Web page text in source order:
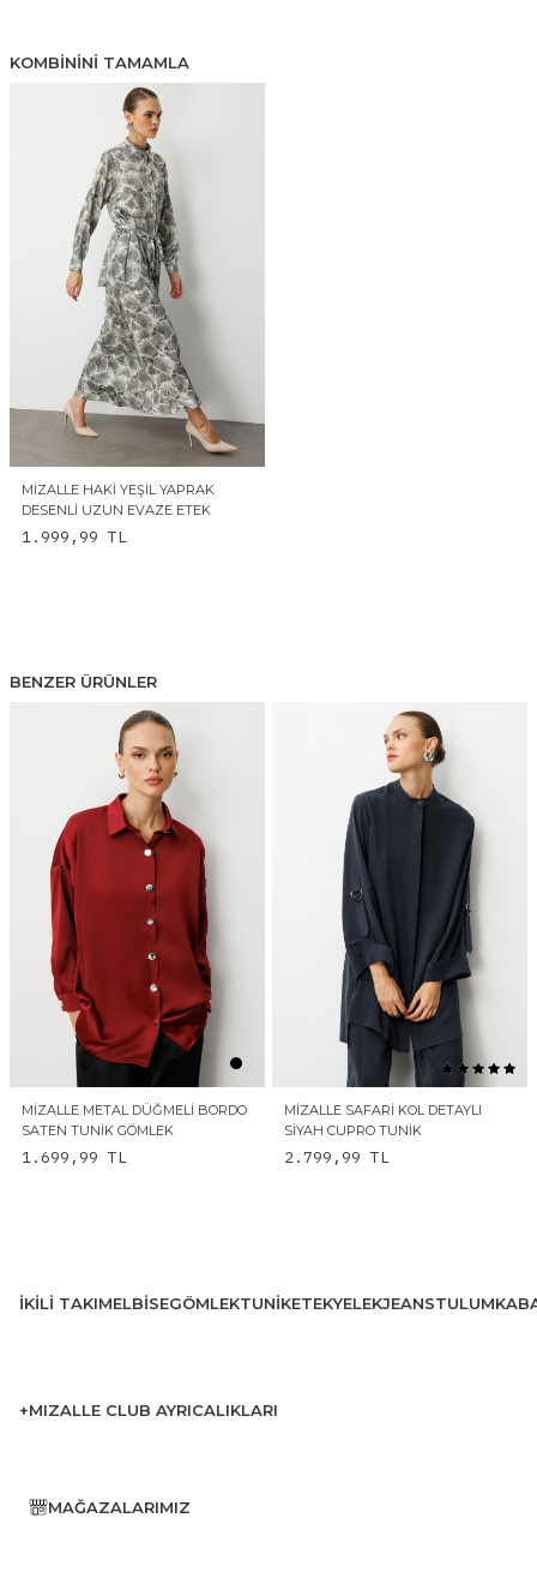
KOMBININI TAMAMLA
MIZALLE HAKI YEŞIL YAPRAK
DESENLI UZUN EVAZE ETEK
1.999,99 TL
BENZER ÜRÜNLER
MIZALLE METAL DÜĞMELI BORDO
SATEN TUNIK GÖMLEK
1.699,99 TL
MIZALLE SAFARI KOL DETAYLI
SIYAH CUPRO TUNIK
2.799,99 TL
İKILI TAKIMELBISEGÖMLEKTUNIKETEKYELEKJEANSTULUM
+MIZALLE CLUB AYRICALIKLARI
MAĞAZALARIMIZ